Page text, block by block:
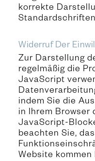
korrekte
Widerruf Der
Zur Darstellung
regelmäßig die
JavaScript
indem Sie die
in Ihrem Browser
JavaScript-
beachten Sie,
Website kommen